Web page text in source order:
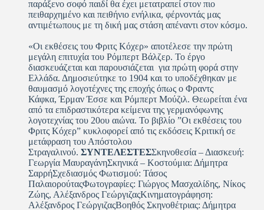
παράξενο σοφό παιδί θα έχει μετατραπεί στον πιο
πειθαρχημένο και πειθήνιο ενήλικα, φέρνοντάς μας
αντιμέτωπους με τη δική μας στάση απέναντι στον κόσμο.
«Οι εκθέσεις του Φριτς Κόχερ» αποτέλεσε την πρώτη
μεγάλη επιτυχία του Ρόμπερτ Βάλζερ. Το έργο
διασκευάζεται και παρουσιάζεται για πρώτη φορά στην
Ελλάδα. Δημοσιεύτηκε το 1904 και το υποδέχθηκαν με
θαυμασμό λογοτέχνες της εποχής όπως ο Φραντς
Κάφκα, Έρμαν Έσσε και Ρόμπερτ Μούζιλ. Θεωρείται ένα
από τα επιδραστικότερα κείμενα της γερμανόφωνης
λογοτεχνίας του 20ου αιώνα. Το βιβλίο ”Οι εκθέσεις του
Φριτς Κόχερ” κυκλοφορεί από τις εκδόσεις Κριτική σε
μετάφραση του Απόστολου
Στραγαλινού. ΣΥΝΤΕΛΕΣΤΕΣΣκηνοθεσία – Διασκευή:
Γεωργία ΜαυραγάνηΣκηνικά – Κοστούμια: Δήμητρα
ΣαρρήΣχεδιασμός Φωτισμού: Τάσος
ΠαλαιορούταςΦωτογραφίες: Γιώργος Μασχαλίδης, Νίκος
Ζώης, Αλέξανδρος ΓεώργιζαςΚινηματογράφηση:
Αλέξανδρος ΓεώργιζαςΒοηθός Σκηνοθέτριας: Δήμητρα